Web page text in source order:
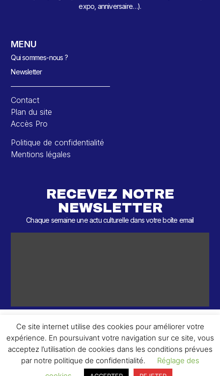
expo, anniversaire…).
MENU
Qui sommes-nous ?
Newsletter
Contact
Plan du site
Accès Pro
Politique de confidentialité
Mentions légales
RECEVEZ NOTRE
NEWSLETTER
Chaque semaine une actu culturelle dans votre boîte email
© 2026 – 2 ème Round – Tous droits réservés.
Ce site internet utilise des cookies pour améliorer votre
expérience. En poursuivant votre navigation sur ce site, vous
acceptez l’utilisation de cookies dans les conditions prévues
par notre politique de confidentialité.
Réglage des